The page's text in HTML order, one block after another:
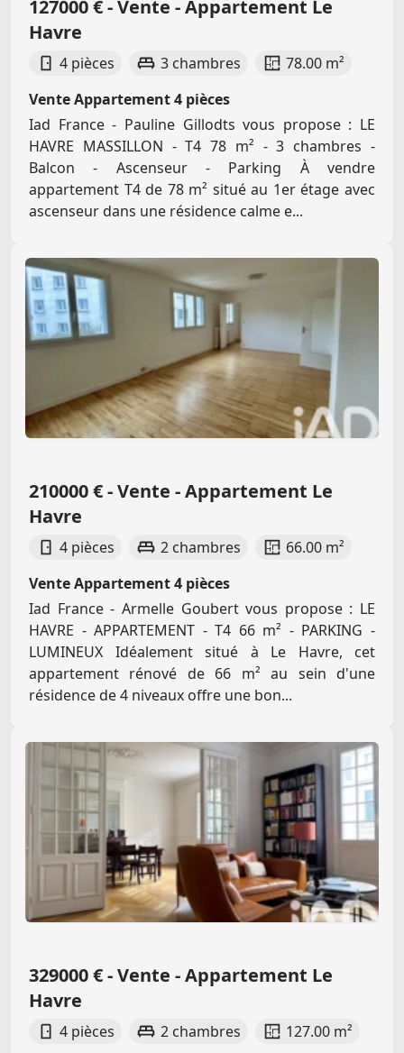
127000 € - Vente - Appartement Le
Havre
4 pièces 3 chambres
78.00 m²
Vente Appartement 4 pièces
Iad France - Pauline Gillodts vous propose : LE
HAVRE MASSILLON - T4 78 m² - 3 chambres -
Balcon - Ascenseur - Parking À vendre
appartement T4 de 78 m² situé au 1er étage avec
ascenseur dans une résidence calme e...
210000 € - Vente - Appartement Le
Havre
4 pièces 2 chambres
66.00 m²
Vente Appartement 4 pièces
Iad France - Armelle Goubert vous propose : LE
HAVRE - APPARTEMENT - T4 66 m² - PARKING -
LUMINEUX Idéalement situé à Le Havre, cet
appartement rénové de 66 m² au sein d'une
résidence de 4 niveaux offre une bon...
329000 € - Vente - Appartement Le
Havre
4 pièces 2 chambres
127.00 m²